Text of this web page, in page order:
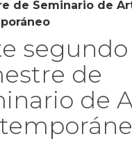
de Seminario de
segundo
de
de